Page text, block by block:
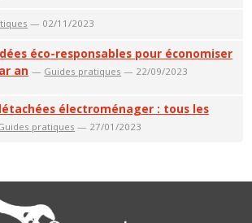
— 02/11/2023
éco-responsables pour économiser
an — Guides pratiques — 22/09/2023
électroménager : tous les
pratiques — 27/01/2023